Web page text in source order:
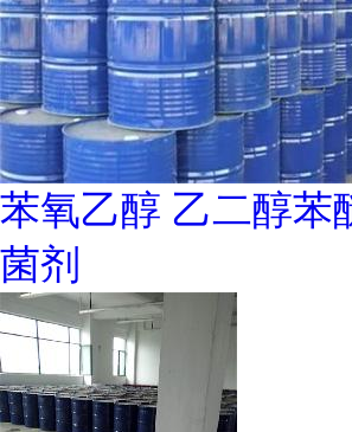
苯氧乙醇 乙二醇苯
菌剂